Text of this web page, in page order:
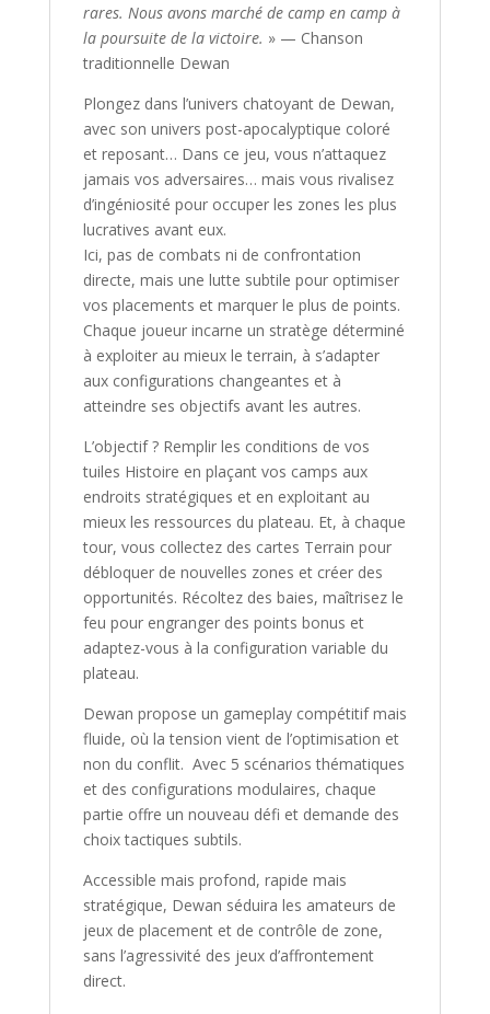
rares. Nous avons marché de camp en camp à
la poursuite de la victoire. » — Chanson
traditionnelle Dewan
Plongez dans l’univers chatoyant de Dewan,
avec son univers post-apocalyptique coloré
et reposant… Dans ce jeu, vous n’attaquez
jamais vos adversaires… mais vous rivalisez
d’ingéniosité pour occuper les zones les plus
lucratives avant eux.
Ici, pas de combats ni de confrontation
directe, mais une lutte subtile pour optimiser
vos placements et marquer le plus de points.
Chaque joueur incarne un stratège déterminé
à exploiter au mieux le terrain, à s’adapter
aux configurations changeantes et à
atteindre ses objectifs avant les autres.
L’objectif ? Remplir les conditions de vos
tuiles Histoire en plaçant vos camps aux
endroits stratégiques et en exploitant au
mieux les ressources du plateau. Et, à chaque
tour, vous collectez des cartes Terrain pour
débloquer de nouvelles zones et créer des
opportunités. Récoltez des baies, maîtrisez le
feu pour engranger des points bonus et
adaptez-vous à la configuration variable du
plateau.
Dewan propose un gameplay compétitif mais
fluide, où la tension vient de l’optimisation et
non du conflit. Avec 5 scénarios thématiques
et des configurations modulaires, chaque
partie offre un nouveau défi et demande des
choix tactiques subtils.
Accessible mais profond, rapide mais
stratégique, Dewan séduira les amateurs de
jeux de placement et de contrôle de zone,
sans l’agressivité des jeux d’affrontement
direct.